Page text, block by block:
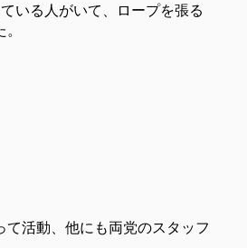
いる人がいて、ロープを張る
活動、他にも両党のスタッフ